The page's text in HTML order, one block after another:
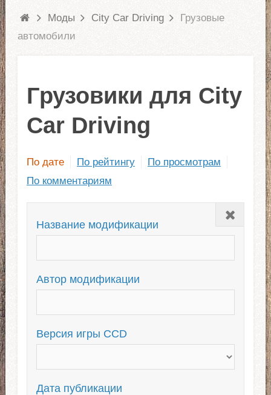
Моды City Car Driving
Грузовые
автомобили
Грузовики для City
Car Driving
По дате По рейтингу
По просмотрам
По комментариям
Закрыть
Название модификации
Автор модификации
Версия игры CCD
Дата публикации